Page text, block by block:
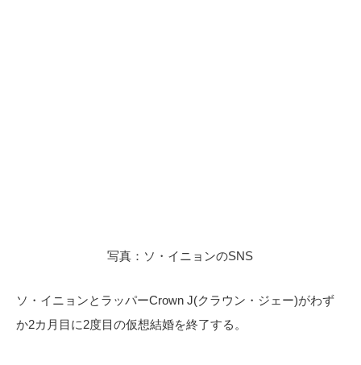
写真：ソ・イニョンのSNS
ソ・イニョンとラッパーCrown J(クラウン・ジェー)がわず
か2カ月目に2度目の仮想結婚を終了する。